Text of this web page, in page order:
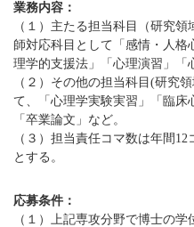
業務内容：
（１）主たる担当科目（研究
師対応科目として「感情・人
理学的支援法」「心理演習」「
（２）その他の担当科目(研究
て、「心理学実験実習」「臨床
「卒業論文」など。
（３）担当責任コマ数は年間
とする。
応募条件：
（１）上記専攻分野で博士の